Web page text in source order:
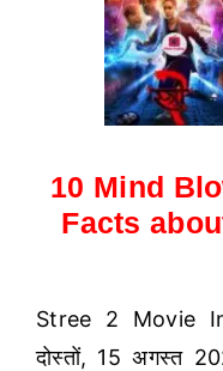
10 Mind
Facts
Stree 2 Movie
दोस्तों, 15 अगस्त